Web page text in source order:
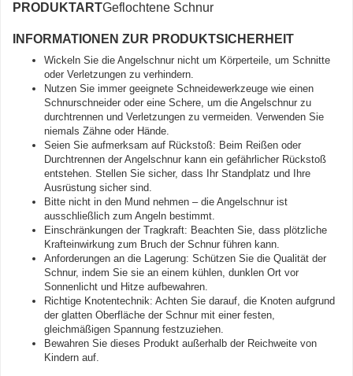
PRODUKTARTGeflochtene Schnur
INFORMATIONEN ZUR PRODUKTSICHERHEIT
Wickeln Sie die Angelschnur nicht um Körperteile, um Schnitte
oder Verletzungen zu verhindern.
Nutzen Sie immer geeignete Schneidewerkzeuge wie einen
Schnurschneider oder eine Schere, um die Angelschnur zu
durchtrennen und Verletzungen zu vermeiden. Verwenden Sie
niemals Zähne oder Hände.
Seien Sie aufmerksam auf Rückstoß: Beim Reißen oder
Durchtrennen der Angelschnur kann ein gefährlicher Rückstoß
entstehen. Stellen Sie sicher, dass Ihr Standplatz und Ihre
Ausrüstung sicher sind.
Bitte nicht in den Mund nehmen – die Angelschnur ist
ausschließlich zum Angeln bestimmt.
Einschränkungen der Tragkraft: Beachten Sie, dass plötzliche
Krafteinwirkung zum Bruch der Schnur führen kann.
Anforderungen an die Lagerung: Schützen Sie die Qualität der
Schnur, indem Sie sie an einem kühlen, dunklen Ort vor
Sonnenlicht und Hitze aufbewahren.
Richtige Knotentechnik: Achten Sie darauf, die Knoten aufgrund
der glatten Oberfläche der Schnur mit einer festen,
gleichmäßigen Spannung festzuziehen.
Bewahren Sie dieses Produkt außerhalb der Reichweite von
Kindern auf.